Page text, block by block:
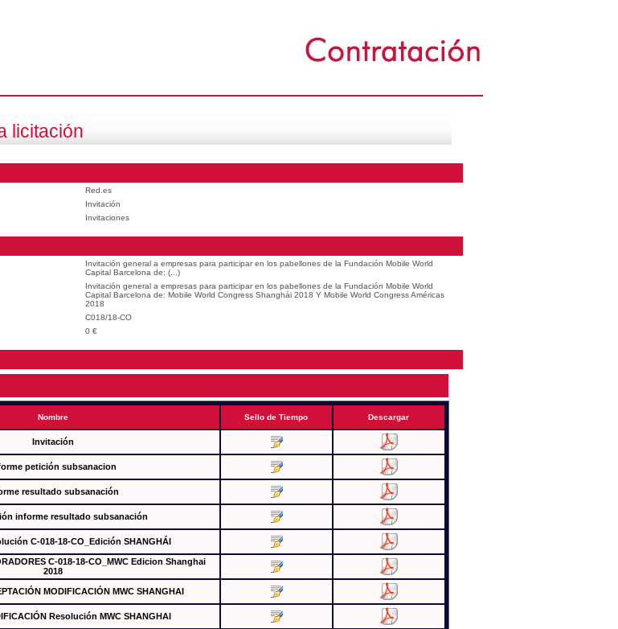
licitación
Red.es
Invitación
Invitaciones
Invitación general a empresas para participar en los pabellones de la Fundación Mobile World
Capital Barcelona de: (...)
Invitación general a empresas para participar en los pabellones de la Fundación Mobile World
Capital Barcelona de: Mobile World Congress Shanghái 2018 Y Mobile World Congress Américas
2018
C018/18-CO
0 €
Nombre Sello de Tiempo Descargar
Invitación
petición subsanacion
resultado subsanación
informe resultado subsanación
C-018-18-CO_Edición SHANGHÁI
C-018-18-CO_MWC Edicion Shanghai
2018
MODIFICACIÓN MWC SHANGHAI
Resolución MWC SHANGHAI